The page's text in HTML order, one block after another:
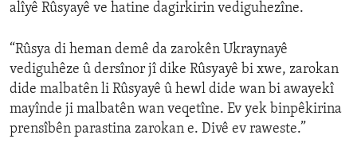
alîyê Rûsyayê ve hatine dagirkirin vediguhezîne.
“Rûsya di heman demê da zarokên Ukraynayê
vediguhêze û dersînor jî dike Rûsyayê bi xwe, zarokan
dide malbatên li Rûsyayê û hewl dide wan bi awayekî
mayînde ji malbatên wan veqetîne. Ev yek binpêkirina
prensîbên parastina zarokan e. Divê ev raweste.”